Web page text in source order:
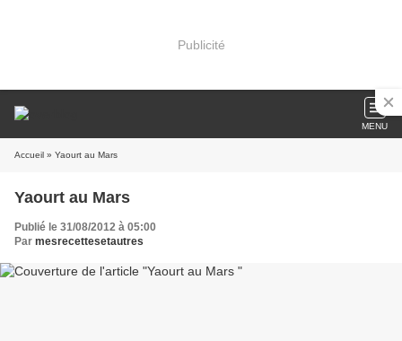
Publicité
MENU
Accueil » Yaourt au Mars
Yaourt au Mars
Publié le 31/08/2012 à 05:00
Par mesrecettesetautres